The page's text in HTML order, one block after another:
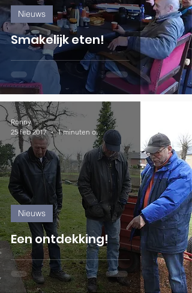
Smakelijk eten!
Nieuws
Een ontdekking!
Nieuws
Ronny
25 feb 2017
1 minuten om te lezen